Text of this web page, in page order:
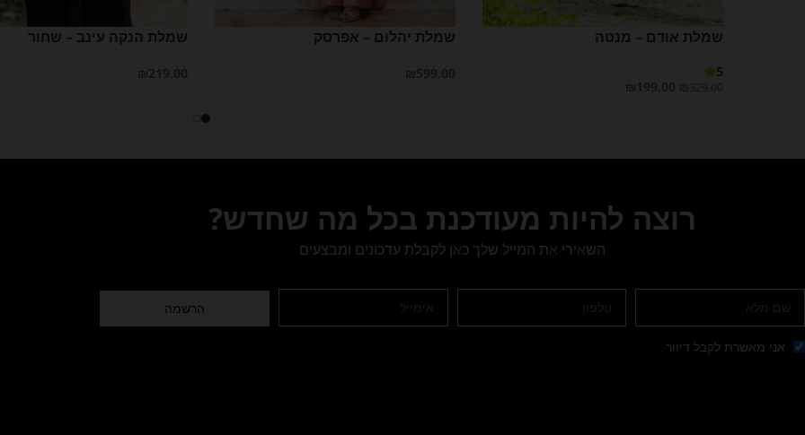
שמלת אודם – מנטה
5
₪329.00
₪199.00
שמלת יהלום – אפרסק
₪599.00
שמלת הנקה עינב – שחור
₪219.00
רוצה להיות מעודכנת בכל מה שחדש?
השאירי את המייל שלך כאן לקבלת עדכונים ומבצעים
אני מאשרת לקבל דיוור
הרשמה